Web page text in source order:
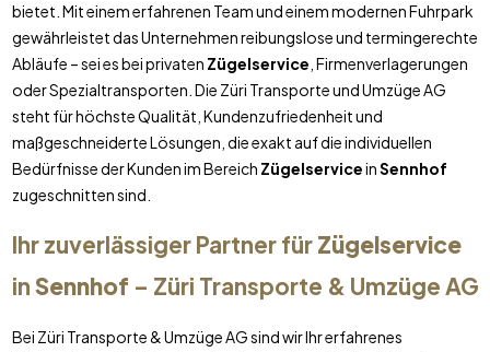
bietet. Mit einem erfahrenen Team und einem modernen Fuhrpark
gewährleistet das Unternehmen reibungslose und termingerechte
Abläufe – sei es bei privaten Zügelservice , Firmenverlagerungen
oder Spezialtransporten. Die Züri Transporte und Umzüge AG
steht für höchste Qualität, Kundenzufriedenheit und
maßgeschneiderte Lösungen, die exakt auf die individuellen
Bedürfnisse der Kunden im Bereich ZügelserviceinSennhof
zugeschnitten sind.
Ihr zuverlässiger Partner fürZügelservice
inSennhof – Züri Transporte & Umzüge AG
Bei Züri Transporte & Umzüge AG sind wir Ihr erfahrenes